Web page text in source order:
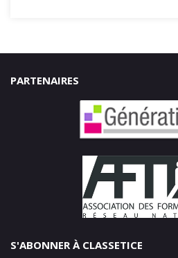
PARTENAIRES
S'ABONNER À CLASSETICE